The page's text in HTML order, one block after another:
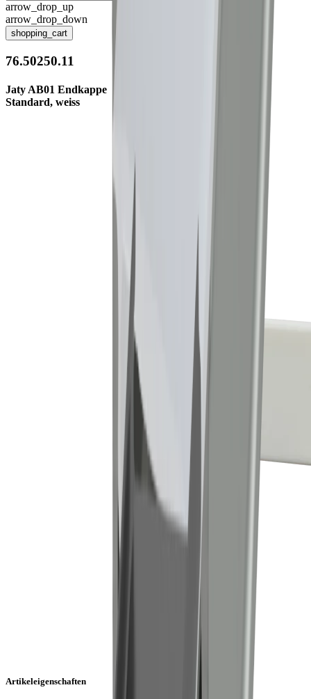
arrow_drop_up
arrow_drop_down
shopping_cart
76.50250.11
Jaty AB01 Endkappe
Standard, weiss
Artikeleigenschaften